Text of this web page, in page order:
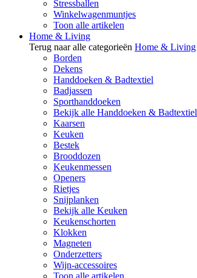
Stressballen
Winkelwagenmuntjes
Toon alle artikelen
Home & Living
Terug naar alle categorieën Home & Living
Borden
Dekens
Handdoeken & Badtextiel
Badjassen
Sporthanddoeken
Bekijk alle Handdoeken & Badtextiel
Kaarsen
Keuken
Bestek
Brooddozen
Keukenmessen
Openers
Rietjes
Snijplanken
Bekijk alle Keuken
Keukenschorten
Klokken
Magneten
Onderzetters
Wijn-accessoires
Toon alle artikelen